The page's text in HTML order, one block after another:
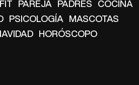
FIT PAREJA PADRES COCINA
PSICOLOGÍA MASCOTAS
HORÓSCOPO